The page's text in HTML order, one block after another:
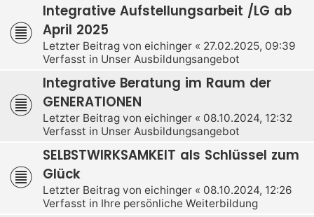
Integrative Aufstellungsarbeit /LG ab
April 2025
Letzter Beitrag von eichinger « 27.02.2025, 09:39
Verfasst in Unser Ausbildungsangebot
Integrative Beratung im Raum der
GENERATIONEN
Letzter Beitrag von eichinger « 08.10.2024, 12:32
Verfasst in Unser Ausbildungsangebot
SELBSTWIRKSAMKEIT als Schlüssel zum
Glück
Letzter Beitrag von eichinger « 08.10.2024, 12:26
Verfasst in Ihre persönliche Weiterbildung